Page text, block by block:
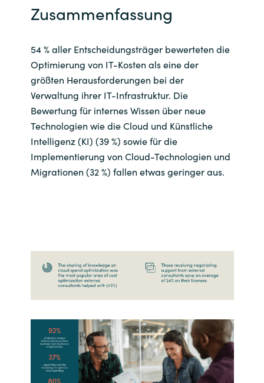
Zusammenfassung
54 % aller Entscheidungsträger bewerteten die
Optimierung von IT-Kosten als eine der
größten Herausforderungen bei der
Verwaltung ihrer IT-Infrastruktur. Die
Bewertung für internes Wissen über neue
Technologien wie die Cloud und Künstliche
Intelligenz (KI) (39 %) sowie für die
Implementierung von Cloud-Technologien und
Migrationen (32 %) fallen etwas geringer aus.